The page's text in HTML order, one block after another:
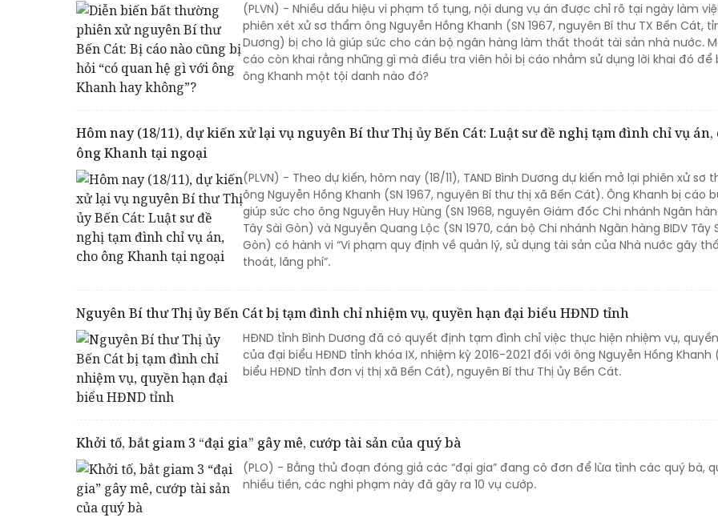
(PLVN) - Nhiều dấu hiệu vi phạm tố tụng, nội dung vụ án được chỉ rõ tại ngày làm
phiên xét xử sơ thẩm ông Nguyễn Hồng Khanh (SN 1967, nguyên Bí thư TX Bến Cát,
Dương) bị cho là giúp sức cho cán bộ ngân hàng làm thất thoát tài sản nhà nước.
cáo còn khai rằng những gì mà điều tra viên hỏi bị cáo nhằm sử dụng lời khai đó để
ông Khanh một tội danh nào đó?
Hôm nay (18/11), dự kiến xử lại vụ nguyên Bí thư Thị ủy Bến Cát: Luật sư đề nghị tạm đình chỉ vụ án,
ông Khanh tại ngoại
(PLVN) - Theo dự kiến, hôm nay (18/11), TAND Bình Dương dự kiến mở lại phiên xử sơ
ông Nguyễn Hồng Khanh (SN 1967, nguyên Bí thư thị xã Bến Cát). Ông Khanh bị cáo
giúp sức cho ông Nguyễn Huy Hùng (SN 1968, nguyên Giám đốc Chi nhánh Ngân
Tây Sài Gòn) và Nguyễn Quang Lộc (SN 1970, cán bộ Chi nhánh Ngân hàng BIDV Tây
Gòn) có hành vi “Vi phạm quy định về quản lý, sử dụng tài sản của Nhà nước gây
thoát, lãng phí”.
Nguyên Bí thư Thị ủy Bến Cát bị tạm đình chỉ nhiệm vụ, quyền hạn đại biểu HĐND tỉnh
HĐND tỉnh Bình Dương đã có quyết định tạm đình chỉ việc thực hiện nhiệm vụ,
của đại biểu HĐND tỉnh khóa IX, nhiệm kỳ 2016-2021 đối với ông Nguyễn Hồng Khanh
biểu HĐND tỉnh đơn vị thị xã Bến Cát), nguyên Bí thư Thị ủy Bến Cát.
Khởi tố, bắt giam 3 “đại gia” gây mê, cướp tài sản của quý bà
(PLO) - Bằng thủ đoạn đóng giả các “đại gia” đang cô đơn để lừa tình các quý bà,
nhiều tiền, các nghi phạm này đã gây ra 10 vụ cướp.